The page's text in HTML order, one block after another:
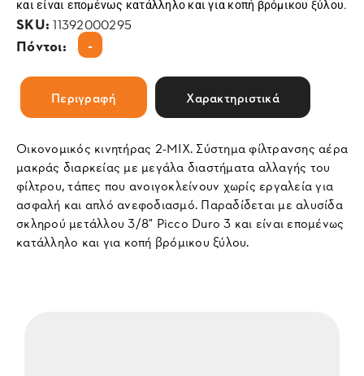
και είναι επομένως κατάλληλο και για κοπή βρόμικου ξύλου.
SKU:11392000295
Πόντοι: -
Περιγραφή Χαρακτηριστικά
Οικονομικός κινητήρας 2-MIX. Σύστημα φίλτρανσης αέρα
μακράς διαρκείας με μεγάλα διαστήματα αλλαγής του
φίλτρου, τάπες που ανοιγοκλείνουν χωρίς εργαλεία για
ασφαλή και απλό ανεφοδιασμό. Παραδίδεται με αλυσίδα
σκληρού μετάλλου 3/8" Picco Duro 3 και είναι επομένως
κατάλληλο και για κοπή βρόμικου ξύλου.